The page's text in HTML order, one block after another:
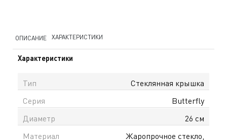
ОПИСАНИЕ ХАРАКТЕРИСТИКИ
Характеристики
Тип
Стеклянная крышка
Серия
Butterfly
Диаметр
26 см
Материал
Жаропрочное стекло,